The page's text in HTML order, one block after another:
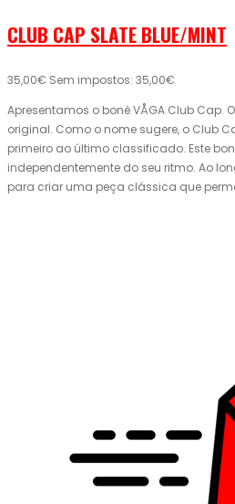
CLUB CAP SLATE BLUE/MINT
35,00€ Sem impostos: 35,00€
Apresentamos o boné VÅGA Club Cap.
original. Como o nome sugere, o Club
primeiro ao último classificado. Este
independentemente do seu ritmo. Ao
para criar uma peça clássica que